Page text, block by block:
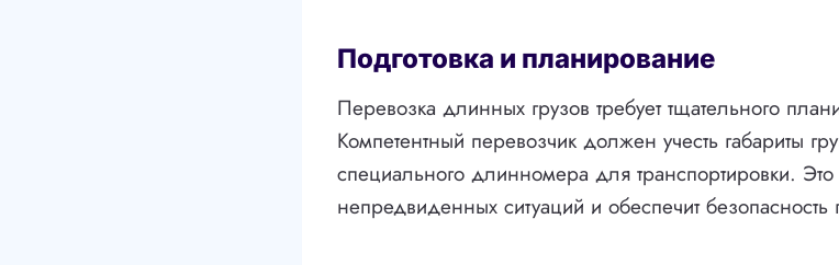
Подготовка и планирование
Перевозка длинных грузов требует тщательного
Компетентный перевозчик должен учесть габариты
специального длинномера для транспортировки.
непредвиденных ситуаций и обеспечит безопасность